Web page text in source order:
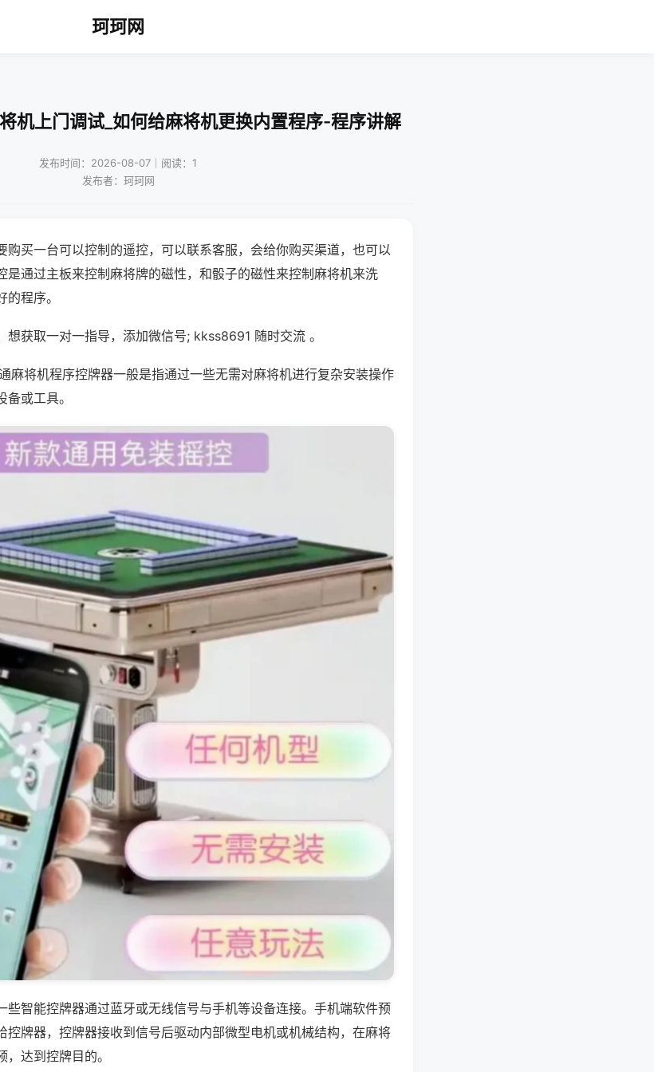
珂珂网
机上门调试_如何给麻将机更换内置程序-程序讲解
发布时间：2026-08-07｜阅读：1
发布者：珂珂网
购买一台可以控制的遥控，可以联系客服，会给你购买渠道，也可以
是通过主板来控制麻将牌的磁性，和骰子的磁性来控制麻将机来洗
程序。
获取一对一指导，添加微信号; kkss8691 随时交流 。
麻将机程序控牌器一般是指通过一些无需对麻将机进行复杂安装操作
或工具。
些智能控牌器通过蓝牙或无线信号与手机等设备连接。手机端软件预
控牌器，控牌器接收到信号后驱动内部微型电机或机械结构，在麻将
达到控牌目的。